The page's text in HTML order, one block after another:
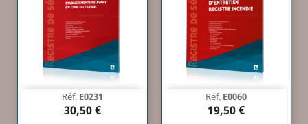
Réf. E0231
30,50 €
Réf. E0060
19,50 €